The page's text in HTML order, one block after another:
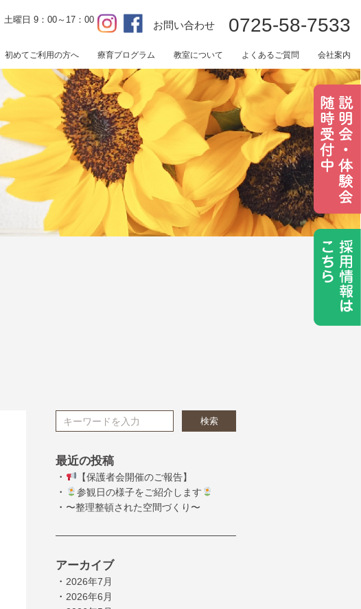
初めてご利用の方へ 療育プログラム 教室について よくあるご質問 会社案内
土曜日 9：00～17：00
お問い合わせ 0725-58-7533
検索
最近の投稿
・ 【保護者会開催のご報告】
・ 参観日の様子をご紹介します
・ 〜整理整頓された空間づくり〜
アーカイブ
・ 2026年7月
・ 2026年6月